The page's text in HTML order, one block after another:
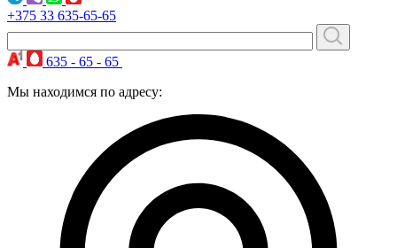
+375 33 635-65-65
635 - 65 - 65
Мы находимся по адресу: